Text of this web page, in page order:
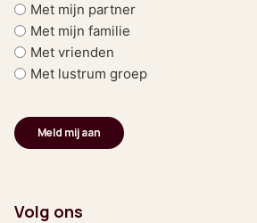
Met mijn partner
Met mijn familie
Met vrienden
Met lustrum groep
Volg ons